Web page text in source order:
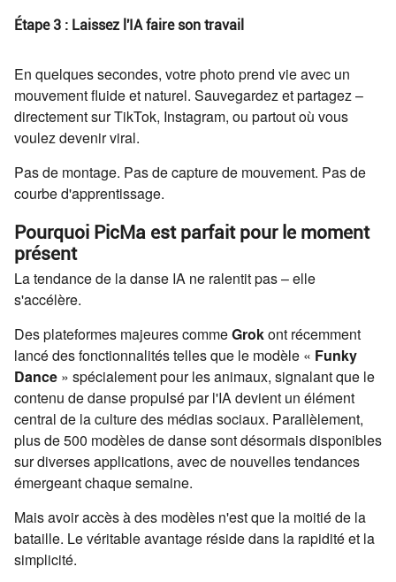
Étape 3 : Laissez l'IA faire son travail
En quelques secondes, votre photo prend vie avec un
mouvement fluide et naturel. Sauvegardez et partagez –
directement sur TikTok, Instagram, ou partout où vous
voulez devenir viral.
Pas de montage. Pas de capture de mouvement. Pas de
courbe d'apprentissage.
Pourquoi PicMa est parfait pour le moment
présent
La tendance de la danse IA ne ralentit pas – elle
s'accélère.
Des plateformes majeures commeGrokont récemment
lancé des fonctionnalités telles que le modèle « Funky
Dance » spécialement pour les animaux, signalant que le
contenu de danse propulsé par l'IA devient un élément
central de la culture des médias sociaux. Parallèlement,
plus de 500 modèles de danse sont désormais disponibles
sur diverses applications, avec de nouvelles tendances
émergeant chaque semaine.
Mais avoir accès à des modèles n'est que la moitié de la
bataille. Le véritable avantage réside dans la rapidité et la
simplicité.